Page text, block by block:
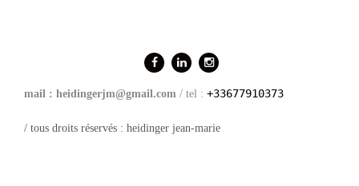
mail : heidingerjm@gmail.com / tel : +33677910373
/ tous droits réservés : heidinger jean-marie